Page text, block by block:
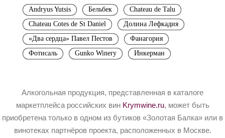
Andryus Yutsis Бельбек
Chateau de Talu
Chateau Cotes de St Daniel
Долина Лефкадия
«Два сердца» Павел Пестов
Фанагория
Фотисаль
Gunko Winery Инкерман
Алкогольная продукция, представленная в каталоге
маркетплейса российских вин Krymwine.ru, может быть
приобретена только в одном из бутиков «Золотая Балка» или в
винотеках партнёров проекта, расположенных в Москве.